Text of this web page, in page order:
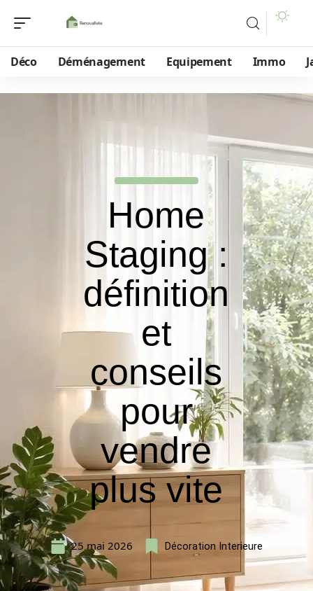
Déco Déménagement Equipement Immo
Home
Staging :
définition
et
conseils
pour
vendre
plus vite
25 mai 2026 Décoration Interieure